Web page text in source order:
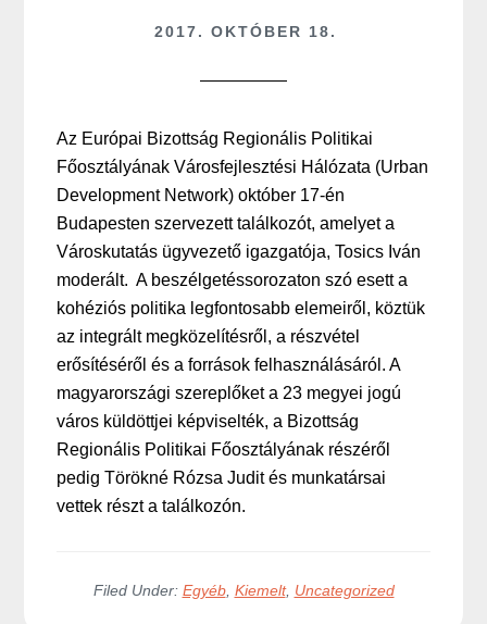
2017. OKTÓBER 18.
Az Európai Bizottság Regionális Politikai
Főosztályának Városfejlesztési Hálózata (Urban
Development Network) október 17-én
Budapesten szervezett találkozót, amelyet a
Városkutatás ügyvezető igazgatója, Tosics Iván
moderált. A beszélgetéssorozaton szó esett a
kohéziós politika legfontosabb elemeiről, köztük
az integrált megközelítésről, a részvétel
erősítéséről és a források felhasználásáról. A
magyarországi szereplőket a 23 megyei jogú
város küldöttjei képviselték, a Bizottság
Regionális Politikai Főosztályának részéről
pedig Törökné Rózsa Judit és munkatársai
vettek részt a találkozón.
Filed Under: Egyéb, Kiemelt, Uncategorized